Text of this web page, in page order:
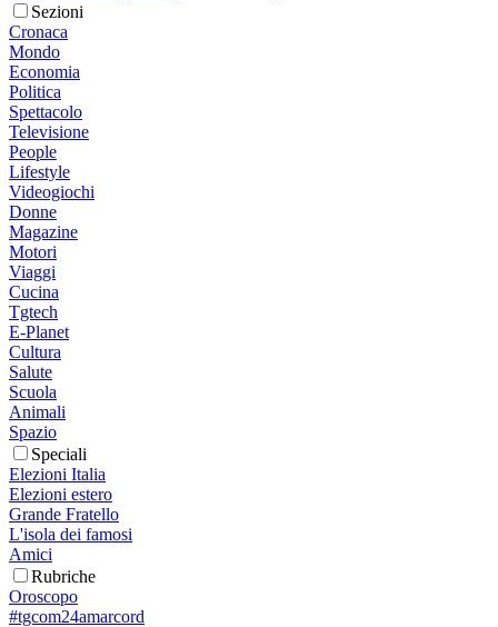
Sezioni
Cronaca
Mondo
Economia
Politica
Spettacolo
Televisione
People
Lifestyle
Videogiochi
Donne
Magazine
Motori
Viaggi
Cucina
Tgtech
E-Planet
Cultura
Salute
Scuola
Animali
Spazio
Speciali
Elezioni Italia
Elezioni estero
Grande Fratello
L'isola dei famosi
Amici
Rubriche
Oroscopo
#tgcom24amarcord